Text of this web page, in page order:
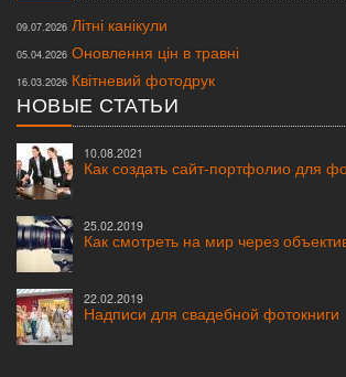
09.07.2026 Літні канікули
05.04.2026 Оновлення цін в травні
16.03.2026 Квітневий фотодрук
НОВЫЕ СТАТЬИ
10.08.2021
Как создать сайт-портфолио для
25.02.2019
Как смотреть на мир через
22.02.2019
Надписи для свадебной фотокниги